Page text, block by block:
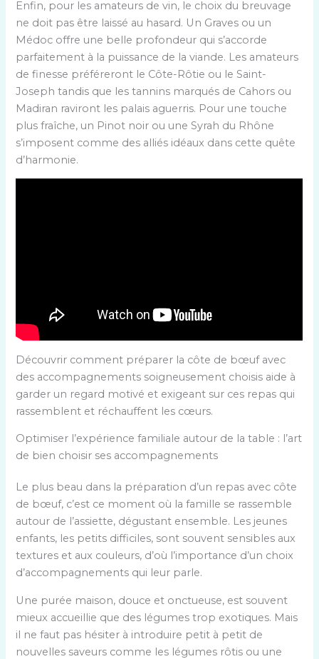
Enfin, pour les amateurs de vin, le choix du breuvage
ne doit pas être laissé au hasard. Un Graves ou un
Médoc offre une belle profondeur qui s’accorde
parfaitement à la puissance de la viande. Les amateurs
de finesse préféreront le Côte-Rôtie ou le Saint-
Joseph tandis que les tannins marqués de Cahors ou
Madiran raviront les palais aguerris. Pour une touche
plus fraîche, un Pinot noir ou une Syrah du Rhône
s’imposent comme des alliés idéaux dans cette quête
d’harmonie.
Découvrir comment préparer la côte de bœuf avec
des accompagnements soigneusement choisis aide à
garder un regard motivé et exigeant sur ces repas qui
rassemblent et réchauffent les cœurs.
Optimiser l’expérience familiale autour de la table : l’art
de bien choisir ses accompagnements
Le plus beau dans la préparation d’un repas avec côte
de bœuf, c’est ce moment où la famille se rassemble
autour de l’assiette, dégustant ensemble. Les jeunes
enfants, les petits difficiles, sont souvent sensibles aux
textures et aux couleurs, d’où l’importance d’un choix
d’accompagnements qui leur parle.
Une purée maison, douce et onctueuse, est souvent
mieux accueillie que des légumes trop exotiques. Mais
il ne faut pas hésiter à introduire petit à petit de
nouvelles saveurs comme les légumes rôtis ou une